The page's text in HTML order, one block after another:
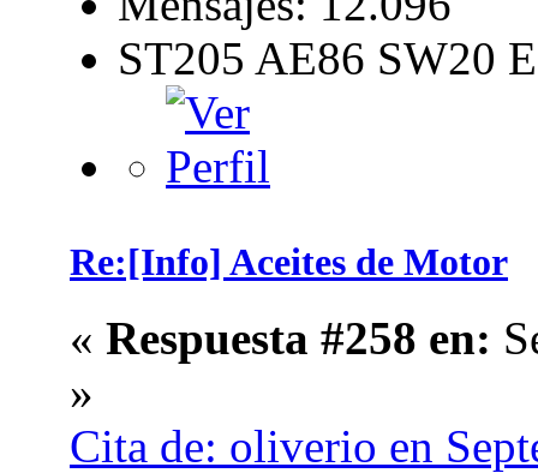
ST205 AE86 SW20
Re:[Info] Aceites de Motor
« Respuesta #258 en:
»
Cita de: oliverio en